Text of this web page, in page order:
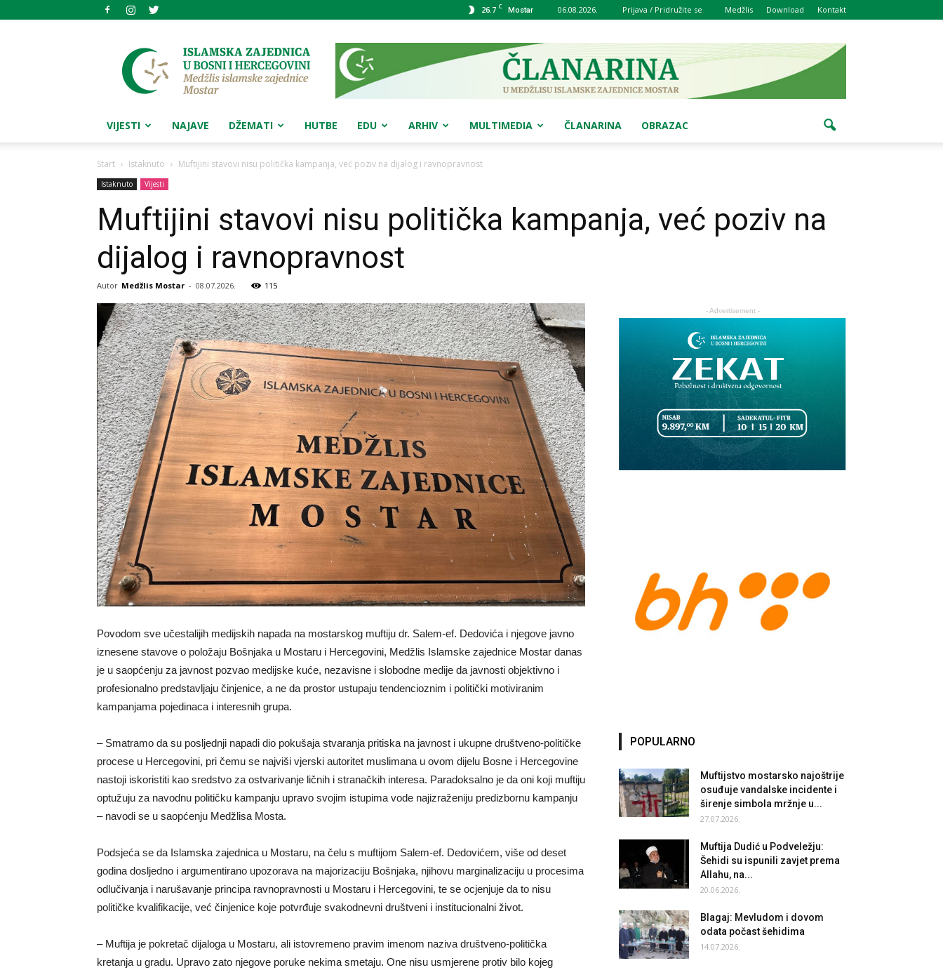
26.7 C Mostar 06.08.2026. Prijava / Pridružite se Medžlis Download Kontakt
Medžlis
islamske
zajednice
Mostar
VIJESTI NAJAVE DŽEMATI HUTBE EDU ARHIV MULTIMEDIA ČLANARINA OBRAZAC
Start Istaknuto Muftijini stavovi nisu politička kampanja, već poziv na dijalog i ravnopravnost
Istaknuto Vijesti
Muftijini stavovi nisu politička kampanja, već poziv na
dijalog i ravnopravnost
Autor Medžlis Mostar - 08.07.2026. 115
Povodom sve učestalijih medijskih napada na mostarskog muftiju dr. Salem-ef. Dedovića i njegove javno
iznesene stavove o položaju Bošnjaka u Mostaru i Hercegovini, Medžlis Islamske zajednice Mostar danas
je u saopćenju za javnost pozvao medijske kuće, nezavisne i slobodne medije da javnosti objektivno i
profesionalno predstavljaju činjenice, a ne da prostor ustupaju tendencioznim i politički motiviranim
kampanjama pojedinaca i interesnih grupa.
– Smatramo da su posljednji napadi dio pokušaja stvaranja pritiska na javnost i ukupne društveno-političke
procese u Hercegovini, pri čemu se najviši vjerski autoritet muslimana u ovom dijelu Bosne i Hercegovine
nastoji iskoristiti kao sredstvo za ostvarivanje ličnih i stranačkih interesa. Paradoksalno je da oni koji muftiju
optužuju za navodnu političku kampanju upravo svojim istupima vode najizraženiju predizbornu kampanju
– navodi se u saopćenju Medžlisa Mosta.
Podsjeća se da Islamska zajednica u Mostaru, na čelu s muftijom Salem-ef. Dedovićem, više od deset
godina dosljedno i argumentirano upozorava na majorizaciju Bošnjaka, njihovu marginalizaciju u procesima
odlučivanja i narušavanje principa ravnopravnosti u Mostaru i Hercegovini, te se ocjenjuje da to nisu
političke kvalifikacije, već činjenice koje potvrđuje svakodnevni društveni i institucionalni život.
– Muftija je pokretač dijaloga u Mostaru, ali istovremeno pravim imenom naziva društveno-politička
kretanja u gradu. Upravo zato njegove poruke nekima smetaju. One nisu usmjerene protiv bilo kojeg
- Advertisement -
POPULARNO
Muftijstvo mostarsko najoštrije
osuđuje vandalske incidente i
širenje simbola mržnje u...
27.07.2026.
Muftija Dudić u Podveležju:
Šehidi su ispunili zavjet prema
Allahu, na...
20.06.2026.
Blagaj: Mevludom i dovom
odata počast šehidima
14.07.2026.